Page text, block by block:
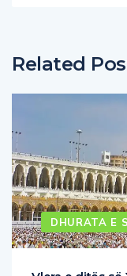
Related
DHURATA E